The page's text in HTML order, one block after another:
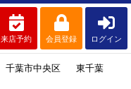
来店予約 会員登録 ログイン
千葉市中央区 東千葉